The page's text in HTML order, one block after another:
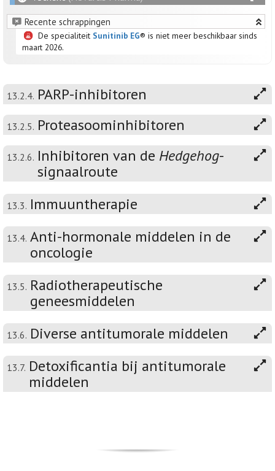
Recente schrappingen
De specialiteit Sunitinib EG® is niet meer beschikbaar sinds
maart 2026.
13.2.4. PARP-inhibitoren
13.2.5. Proteasoominhibitoren
13.2.6. Inhibitoren van de Hedgehog-
signaalroute
13.3. Immuuntherapie
13.4. Anti-hormonale middelen in de
oncologie
13.5. Radiotherapeutische
geneesmiddelen
13.6. Diverse antitumorale middelen
13.7. Detoxificantia bij antitumorale
middelen